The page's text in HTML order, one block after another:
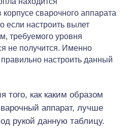
сварочного аппарата
если настроить вылет
требуемого уровня
не получится. Именно
настроить данный
того, как каким образом
аппарат, лучше
рукой данную таблицу.